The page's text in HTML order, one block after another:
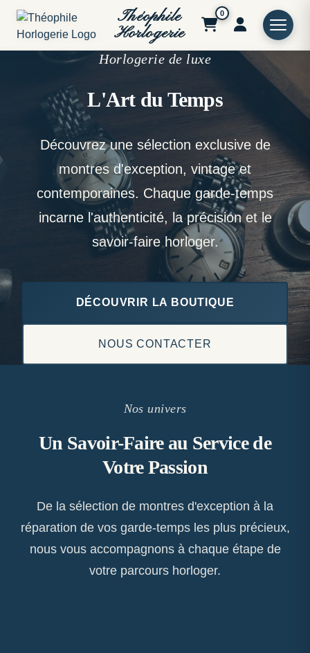
Théophile
Horlogerie
0
Horlogerie de luxe
L'Art du Temps
Découvrez une sélection exclusive de
montres d'exception, vintage et
contemporaines. Chaque garde-temps
incarne l'authenticité, la précision et le
savoir-faire horloger.
DÉCOUVRIR LA BOUTIQUE
NOUS CONTACTER
Nos univers
Un Savoir-Faire au Service de
Votre Passion
De la sélection de montres d'exception à la
réparation de vos garde-temps les plus précieux,
nous vous accompagnons à chaque étape de
votre parcours horloger.